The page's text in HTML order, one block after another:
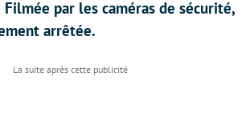
Filmée par les caméras de sécurité,
arrêtée.